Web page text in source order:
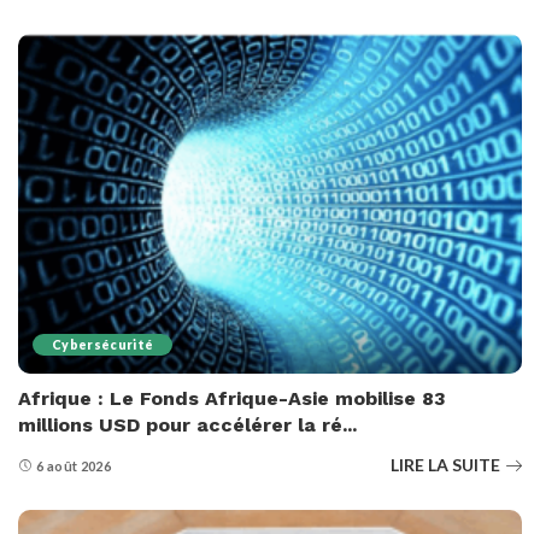
Cybersécurité
Afrique : Le Fonds Afrique-Asie mobilise 83
millions USD pour accélérer la ré...
6 août 2026 LIRE LA SUITE